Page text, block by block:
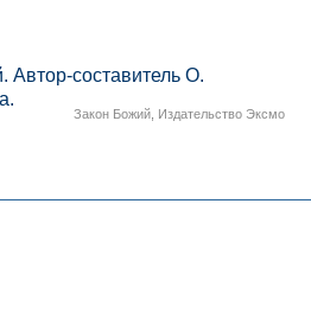
Автор-составитель О.
Закон Божий Издательство Эксмо